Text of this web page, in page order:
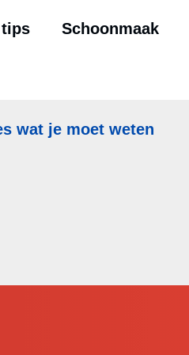
Schoonmaak
wat je moet weten